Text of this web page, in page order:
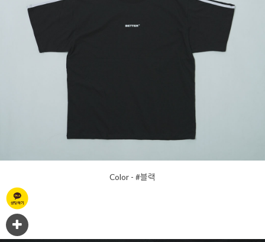
Color - #블랙